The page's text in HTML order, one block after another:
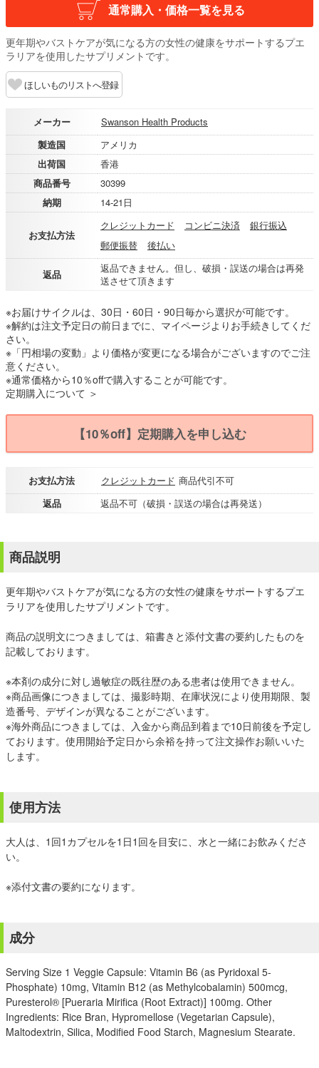
通常購入・価格一覧を見る
更年期やバストケアが気になる方の女性の健康をサポートするプエ
ラリアを使用したサプリメントです。
ほしいものリストへ登録
メーカー
Swanson Health Products
製造国
アメリカ
出荷国
香港
商品番号
30399
納期
14-21日
お支払方法
クレジットカード コンビニ決済
銀行振込
郵便振替
後払い
返品
返品できません。但し、破損・誤送の場合は再発
送させて頂きます
※お届けサイクルは、30日・60日・90日毎から選択が可能です。
※解約は注文予定日の前日までに、マイページよりお手続きしてくだ
さい。
※「円相場の変動」より価格が変更になる場合がございますのでご注
意ください。
※通常価格から10％offで購入することが可能です。
定期購入について ＞
【10％off】定期購入を申し込む
お支払方法 クレジットカード 商品代引不可
返品
返品不可（破損・誤送の場合は再発送）
商品説明
更年期やバストケアが気になる方の女性の健康をサポートするプエ
ラリアを使用したサプリメントです。
商品の説明文につきましては、箱書きと添付文書の要約したものを
記載しております。
※本剤の成分に対し過敏症の既往歴のある患者は使用できません。
※商品画像につきましては、撮影時期、在庫状況により使用期限、製
造番号、デザインが異なることがございます。
※海外商品につきましては、入金から商品到着まで10日前後を予定し
ております。使用開始予定日から余裕を持って注文操作お願いいた
します。
使用方法
大人は、1回1カプセルを1日1回を目安に、水と一緒にお飲みくださ
い。
※添付文書の要約になります。
成分
Serving Size 1 Veggie Capsule: Vitamin B6 (as Pyridoxal 5-
Phosphate) 10mg, Vitamin B12 (as Methylcobalamin) 500mcg,
Puresterol® [Pueraria Mirifica (Root Extract)] 100mg. Other
Ingredients: Rice Bran, Hypromellose (Vegetarian Capsule),
Maltodextrin, Silica, Modified Food Starch, Magnesium Stearate.